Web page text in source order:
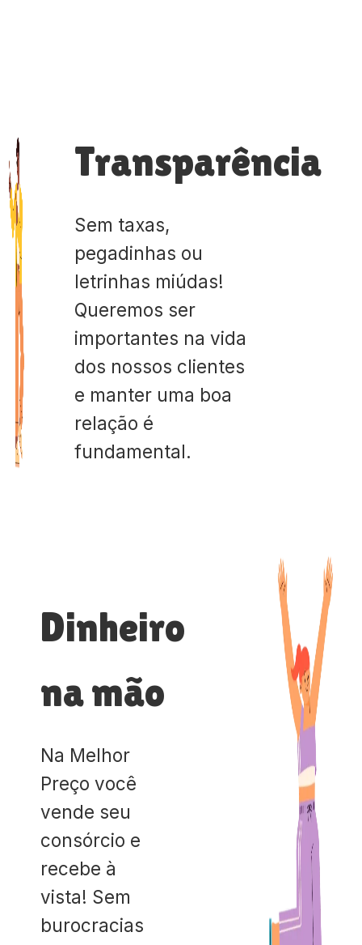
Transparência
Sem taxas,
pegadinhas ou
letrinhas miúdas!
Queremos ser
importantes na vida
dos nossos clientes
e manter uma boa
relação é
fundamental.
Dinheiro
na mão
Na Melhor
Preço você
vende seu
consórcio e
recebe à
vista! Sem
burocracias